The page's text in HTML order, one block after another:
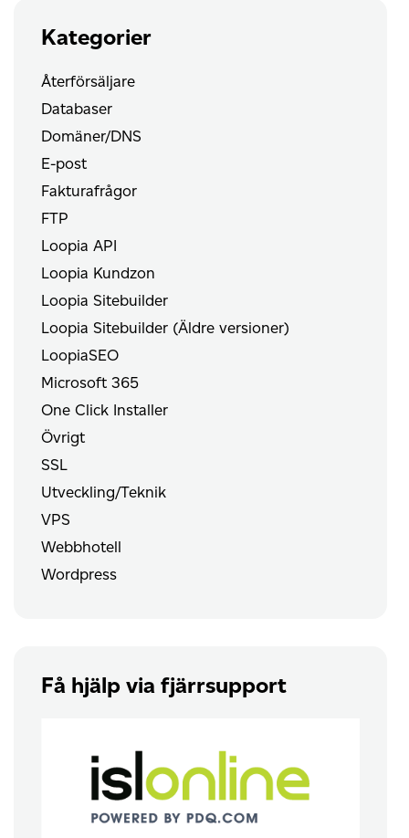
Kategorier
Återförsäljare
Databaser
Domäner/DNS
E-post
Fakturafrågor
FTP
Loopia API
Loopia Kundzon
Loopia Sitebuilder
Loopia Sitebuilder (Äldre versioner)
LoopiaSEO
Microsoft 365
One Click Installer
Övrigt
SSL
Utveckling/Teknik
VPS
Webbhotell
Wordpress
Få hjälp via fjärrsupport